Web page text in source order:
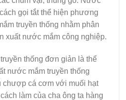
gọi tắt thể hiện phương
truyền thống nhằm phân
xuất nước mắm công nghiệp.
thống đơn giản là thể
nước mắm truyền thống
chượp cá cơm với muối hạt
làm của cha ông ta hàng